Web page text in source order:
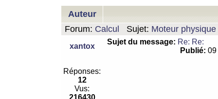
Auteur
Forum: Calcul Sujet: Moteur
xantox
Sujet du message: Re: Re:
Publié:
Réponses:
12
Vus:
216430